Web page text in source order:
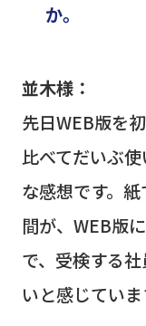
か。
並木様：
先日WEB版を
比べてだいぶ
な感想です。
間が、 WEB版
で、受検する
いと感じていま